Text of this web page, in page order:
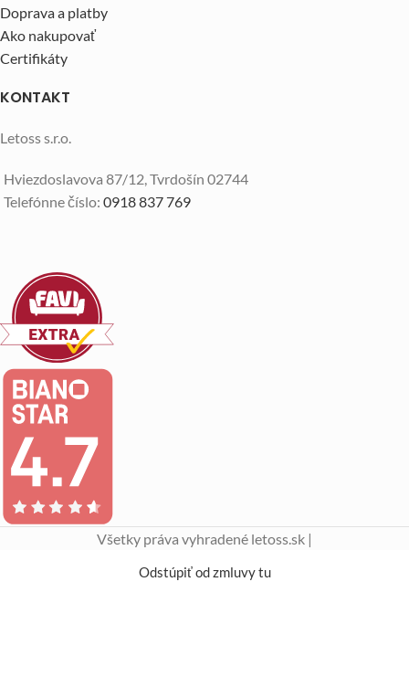
Doprava a platby
Ako nakupovať
Certifikáty
KONTAKT
Letoss s.r.o.
Hviezdoslavova 87/12, Tvrdošín 02744
Telefónne číslo: 0918 837 769
Všetky práva vyhradené letoss.sk |
Odstúpiť od zmluvy tu